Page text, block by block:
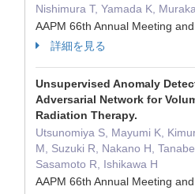
Nishimura T, Yamada K,
AAPM 66th Annual Meeting
詳細を見る
Unsupervised Anomaly
Adversarial Network for
Radiation Therapy.
Utsunomiya S, Mayumi K,
M, Suzuki R, Nakano H,
Sasamoto R, Ishikawa H
AAPM 66th Annual Meeting